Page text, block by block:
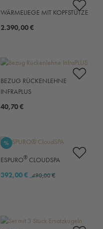
WÄRMELIEGE MIT KOPFSTÜTZE
2.390,00 €
BEZUG RÜCKENLEHNE
INFRAPLUS
40,70 €
RABATT
%
ESPURO® CLOUDSPA
392,00 € 490,00 €